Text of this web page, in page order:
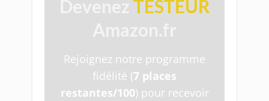
TESTEUR
Rejoignez notre programme
fidélité (7 places
restantes/100) pour recevoir